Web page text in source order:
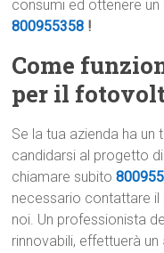
consumi ed ottenere
800955358 !
Come
per il
Se la tua azienda ha
candidarsi al progetto
chiamare subito
necessario contattare
noi. Un professionista
rinnovabili, effettuerà un